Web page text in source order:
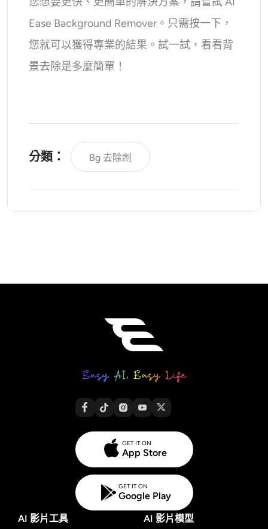
Ease Background Remover。只需按一下，
您就可以獲得專業的結果。試一試，看看背
景去除是多麼簡單！
分類： Bg 去除劑
GET IT ON
App Store
GET IT ON
Google Play
AI 影片工具
AI 影片模型